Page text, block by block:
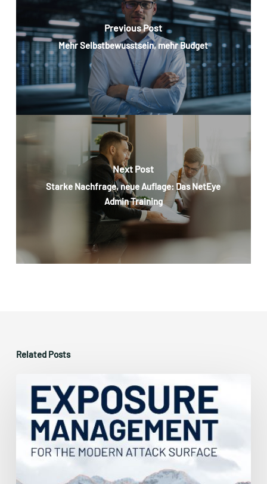
Previous Post
Mehr Selbstbewusstsein, mehr Budget
Next Post
Starke Nachfrage, neue Auflage: Das NetEye
Admin Training
Related Posts
Threat
Exposure
Management
(CTEM)